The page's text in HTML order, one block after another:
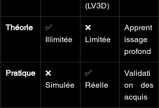
(LV3D)
Théorie
✅
Illimitée
❌
Limitée
Apprent
issage
profond
Pratique
❌
Simulée
✅
Réelle
Validati
on des
acquis